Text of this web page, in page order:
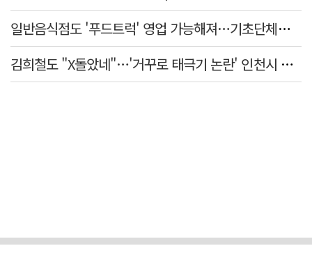
일반음식점도 '푸드트럭' 영업 가능해져…기초단체별 조례 개정 움직임
김희철도 "X돌았네"…'거꾸로 태극기 논란' 인천시 현수막, 이틀 만에 철거